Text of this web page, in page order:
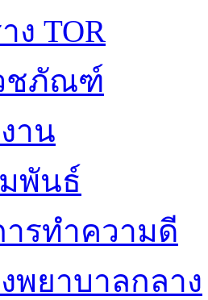
ง TOR
ชภัณฑ์
าน
พันธ์
ารทำความดี
พยาบาลกลาง